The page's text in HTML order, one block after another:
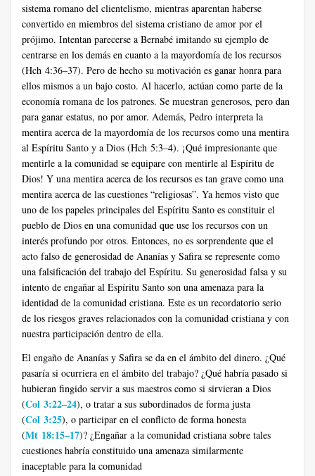
sistema romano del clientelismo, mientras aparentan haberse
convertido en miembros del sistema cristiano de amor por el
prójimo. Intentan parecerse a Bernabé imitando su ejemplo de
centrarse en los demás en cuanto a la mayordomía de los recursos
(Hch 4:36–37). Pero de hecho su motivación es ganar honra para
ellos mismos a un bajo costo. Al hacerlo, actúan como parte de la
economía romana de los patrones. Se muestran generosos, pero dan
para ganar estatus, no por amor. Además, Pedro interpreta la
mentira acerca de la mayordomía de los recursos como una mentira
al Espíritu Santo y a Dios (Hch 5:3–4). ¡Qué impresionante que
mentirle a la comunidad se equipare con mentirle al Espíritu de
Dios! Y una mentira acerca de los recursos es tan grave como una
mentira acerca de las cuestiones “religiosas”. Ya hemos visto que
uno de los papeles principales del Espíritu Santo es constituir el
pueblo de Dios en una comunidad que use los recursos con un
interés profundo por otros. Entonces, no es sorprendente que el
acto falso de generosidad de Ananías y Safira se represente como
una falsificación del trabajo del Espíritu. Su generosidad falsa y su
intento de engañar al Espíritu Santo son una amenaza para la
identidad de la comunidad cristiana. Este es un recordatorio serio
de los riesgos graves relacionados con la comunidad cristiana y con
nuestra participación dentro de ella.
El engaño de Ananías y Safira se da en el ámbito del dinero. ¿Qué
pasaría si ocurriera en el ámbito del trabajo? ¿Qué habría pasado si
hubieran fingido servir a sus maestros como si sirvieran a Dios
(Col 3:22–24), o tratar a sus subordinados de forma justa
(Col 3:25), o participar en el conflicto de forma honesta
(Mt 18:15–17)? ¿Engañar a la comunidad cristiana sobre tales
cuestiones habría constituido una amenaza similarmente
inaceptable para la comunidad